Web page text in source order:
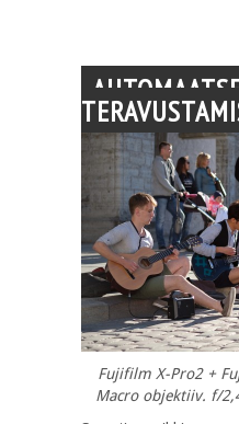
Fujifilm X-Pro2 +
Macro objektiiv. f/